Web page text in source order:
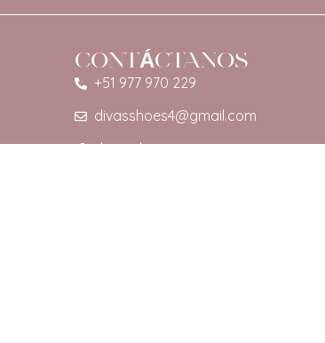
CONTÁCTANOS
+51 977 970 229
divasshoes4@gmail.com
divas shoes